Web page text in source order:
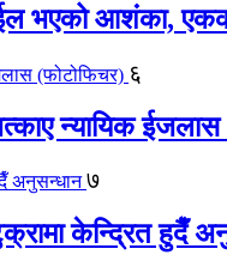
भएको आशंका,
६
न्यायिक
७
केन्द्रित हुदैँ